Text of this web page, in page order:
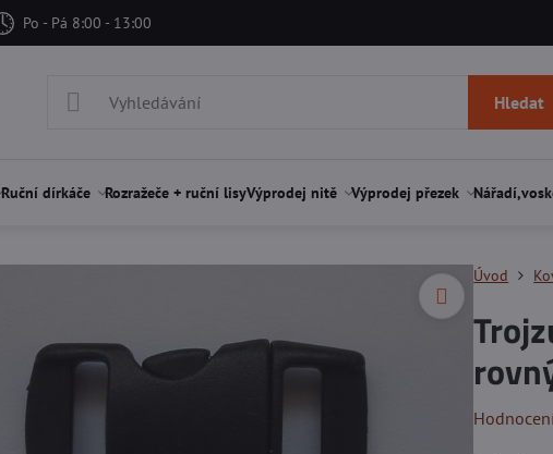
Po - Pá 8:00 - 13:00
Hledat
Ruční dírkáče Rozražeče + ruční lisyVýprodej nitě Výprodej přezek
Úvod